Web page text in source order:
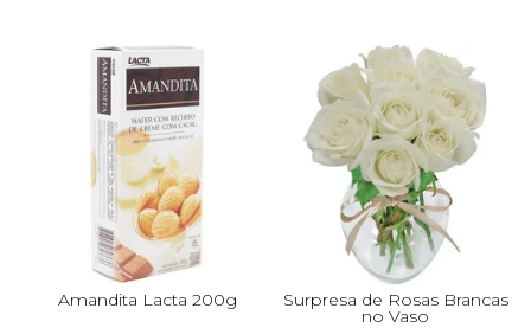
Amandita Lacta 200g Surpresa de Rosas Brancas
no Vaso